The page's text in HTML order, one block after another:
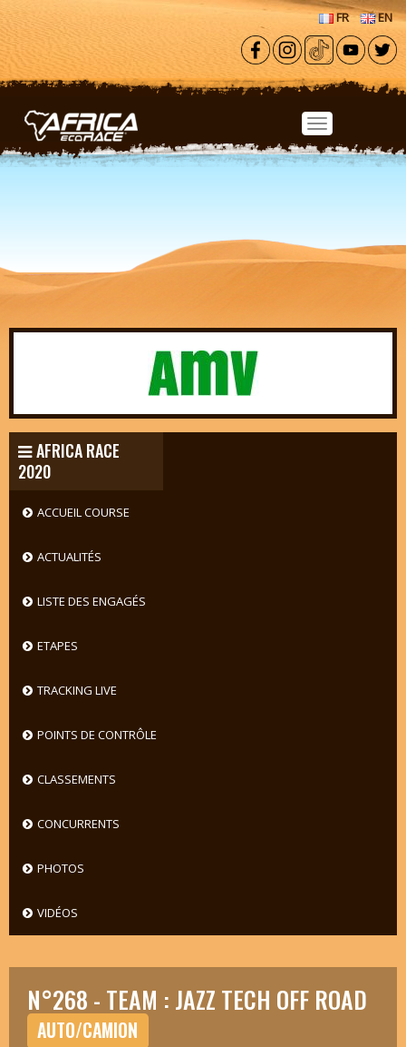
Aller au contenu principal
FR EN
AFRICA RACE
2020
ACCUEIL COURSE
ACTUALITÉS
LISTE DES ENGAGÉS
ETAPES
TRACKING LIVE
POINTS DE CONTRÔLE
CLASSEMENTS
CONCURRENTS
PHOTOS
VIDÉOS
N°268 - TEAM : JAZZ TECH OFF ROAD
AUTO/CAMION